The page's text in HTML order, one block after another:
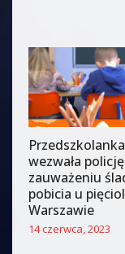
Przedszkolanka
wezwała
zauważeniu
pobicia u
Warszawie
14 czerwca, 2023